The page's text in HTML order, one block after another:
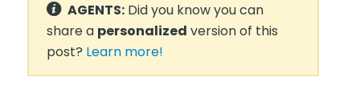
AGENTS:Did you know you can
share a personalized version of this
post? Learn more!